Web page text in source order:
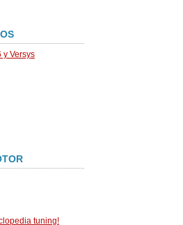
y Versys
tuning!